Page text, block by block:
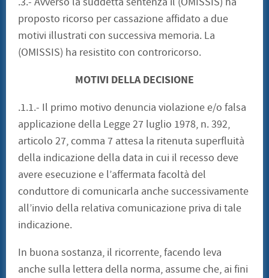
proposto ricorso per cassazione affidato a due
motivi illustrati con successiva memoria. La
(OMISSIS) ha resistito con controricorso.
MOTIVI DELLA DECISIONE
.1.1.- Il primo motivo denuncia violazione e/o falsa
applicazione della Legge 27 luglio 1978, n. 392,
articolo 27, comma 7 attesa la ritenuta superfluità
della indicazione della data in cui il recesso deve
avere esecuzione e l’affermata facoltà del
conduttore di comunicarla anche successivamente
all’invio della relativa comunicazione priva di tale
indicazione.
In buona sostanza, il ricorrente, facendo leva
anche sulla lettera della norma, assume che, ai fini